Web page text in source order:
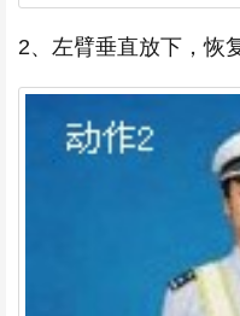
2、左臂垂直放下，恢